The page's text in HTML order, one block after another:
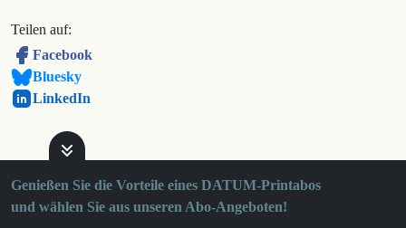
Teilen auf:
Facebook
Bluesky
LinkedIn
Genießen Sie die Vorteile eines DATUM-Printabos
und wählen Sie aus unseren Abo-Angeboten!